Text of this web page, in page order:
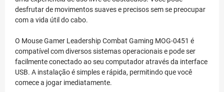
desfrutar de movimentos suaves e precisos sem se preocupar
com a vida útil do cabo.
O Mouse Gamer Leadership Combat Gaming MOG-0451 é
compatível com diversos sistemas operacionais e pode ser
facilmente conectado ao seu computador através da interface
USB. A instalação é simples e rápida, permitindo que você
comece a jogar imediatamente.